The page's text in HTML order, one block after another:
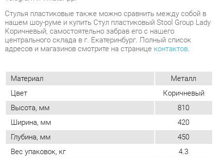
Материал
Металл
Цвет
Коричневый
Высота, мм
810
Глубина, мм
450
Вес упаковок, кг
4.3
Форма
Квадратные
Обивка
Пластиковая
Мягкая спинка
Нет
Упор для ног
Нет